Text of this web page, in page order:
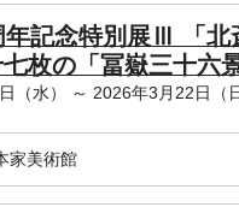
年記念特別展Ⅲ 「北
枚の「冨嶽三十六
（水） ～ 2026年3月22日（日
家美術館